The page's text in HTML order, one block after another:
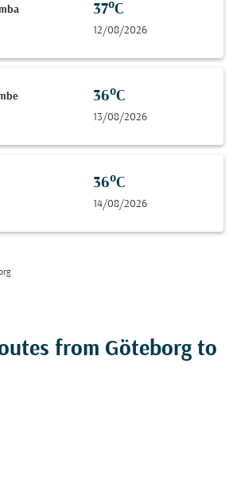
37°C
12/08/2026
36°C
13/08/2026
36°C
14/08/2026
from Göteborg to